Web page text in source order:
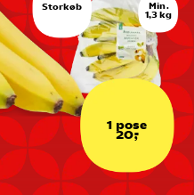
1 pose
20,-
Min.
1,3 kg
Storkøb